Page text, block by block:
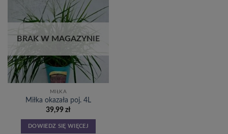
Dodaj
do
listy
BRAK W MAGAZYNIE
MIŁKA
Miłka okazała poj. 4L
39,99 zł
DOWIEDZ SIĘ WIĘCEJ